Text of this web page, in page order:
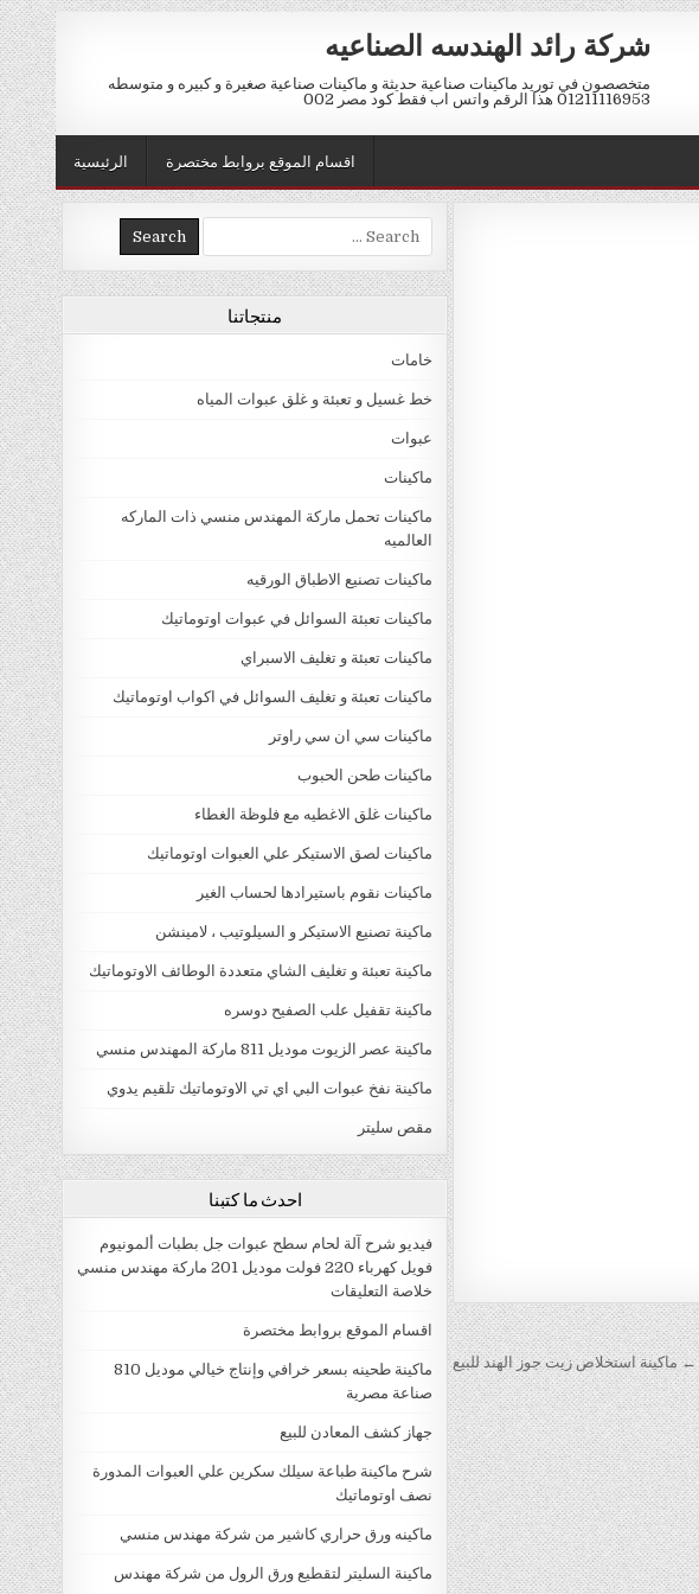
شركة رائد الهندسه الصناعيه
متخصصون في توريد ماكينات صناعية حديثة و ماكينات صناعية صغيرة و كبيره و متوسطه
01211116953 هذا الرقم واتس اب فقط كود مصر 002
الرئيسية اقسام الموقع بروابط مختصرة
← ماكينة استخلاص زيت جوز الهند للبيع
Search for:
منتجاتنا
خامات
خط غسيل و تعبئة و غلق عبوات المياه
عبوات
ماكينات
ماكينات تحمل ماركة المهندس منسي ذات الماركه
العالميه
ماكينات تصنيع الاطباق الورقيه
ماكينات تعبئة السوائل في عبوات اوتوماتيك
ماكينات تعبئة و تغليف الاسبراي
ماكينات تعبئة و تغليف السوائل في اكواب اوتوماتيك
ماكينات سي ان سي راوتر
ماكينات طحن الحبوب
ماكينات غلق الاغطيه مع فلوظة الغطاء
ماكينات لصق الاستيكر علي العبوات اوتوماتيك
ماكينات نقوم باستيرادها لحساب الغير
ماكينة تصنيع الاستيكر و السيلوتيب ، لامينشن
ماكينة تعبئة و تغليف الشاي متعددة الوطائف الاوتوماتيك
ماكينة تقفيل علب الصفيح دوسره
ماكينة عصر الزيوت موديل 811 ماركة المهندس منسي
ماكينة نفخ عبوات البي اي تي الاوتوماتيك تلقيم يدوي
مقص سليتر
احدث ما كتبنا
فيديو شرح آلة لحام سطح عبوات جل بطبات ألمونيوم
فويل كهرباء 220 فولت موديل 201 ماركة مهندس منسي
خلاصة التعليقات
اقسام الموقع بروابط مختصرة
ماكينة طحينه بسعر خرافي وإنتاج خيالي موديل 810
صناعة مصرية
جهاز كشف المعادن للبيع
شرح ماكينة طباعة سيلك سكرين علي العبوات المدورة
نصف اوتوماتيك
ماكينه ورق حراري كاشير من شركة مهندس منسي
ماكينة السليتر لتقطيع ورق الرول من شركة مهندس